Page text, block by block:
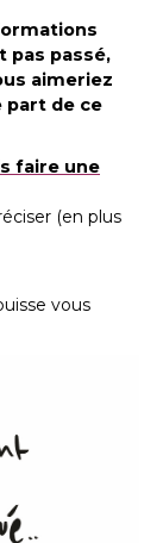
pas passé,
aimeriez
part de ce
faire une
(en plus
vous